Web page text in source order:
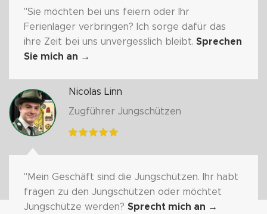
"Sie möchten bei uns feiern oder Ihr
Ferienlager verbringen? Ich sorge dafür das
ihre Zeit bei uns unvergesslich bleibt. Sprechen
Sie mich an →
Nicolas Linn
Zugführer Jungschützen
"Mein Geschäft sind die Jungschützen. Ihr habt
fragen zu den Jungschützen oder möchtet
Jungschütze werden? Sprecht mich an →